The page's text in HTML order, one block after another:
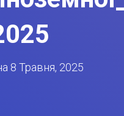
8 Травня, 2025